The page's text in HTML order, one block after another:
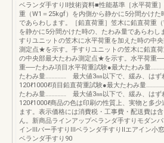
ベランダ手すりⅡ技術資料■性能基準［水平荷重
重（W1＝25kgf）を内側から静かに5分間かけた
であらわします。［鉛直荷重］笠木に鉛直荷重（
を静かに5分間かけた時の、たわみ量であらわし
すりユニットの笠木に水平荷重を加えた時の中
測定点★を示す。手すりユニットの笠木に鉛直
の中央部最大たわみ測定点★を示す。水平荷重
重──たわみ項目水平荷重試験●最大たわみ量
たわみ量‥‥‥‥‥‥‥ 最大値3㎜以下で、緩み、はず
120ℓ1000ℓ項目鉛直荷重試験●最大たわみ量
たわみ量‥‥‥‥‥‥‥ 最大値3㎜以下で、緩み、はず
120ℓ1000ℓ商品の色は印刷の性質上、実物と多少
ます。表示価格には消費税・工事費・配送費は
ん。新商品ラインアップベランダ手すりモダン
インⅢバー手すりⅢベランダ手すりⅡエアイン小
ベランダ手すり90